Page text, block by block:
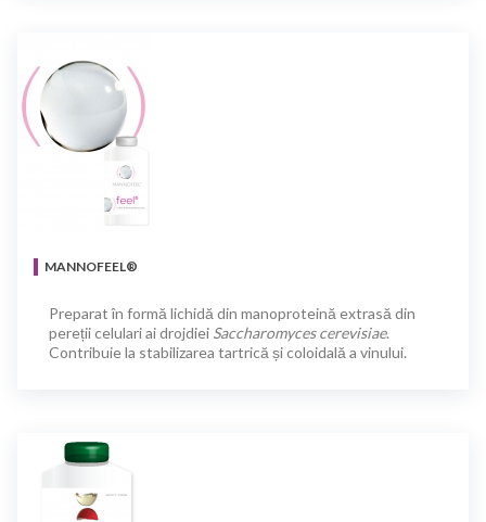
MANNOFEEL®
Preparat în formă lichidă din manoproteină extrasă din
pereții celulari ai drojdiei Saccharomyces cerevisiae.
Contribuie la stabilizarea tartrică și coloidală a vinului.